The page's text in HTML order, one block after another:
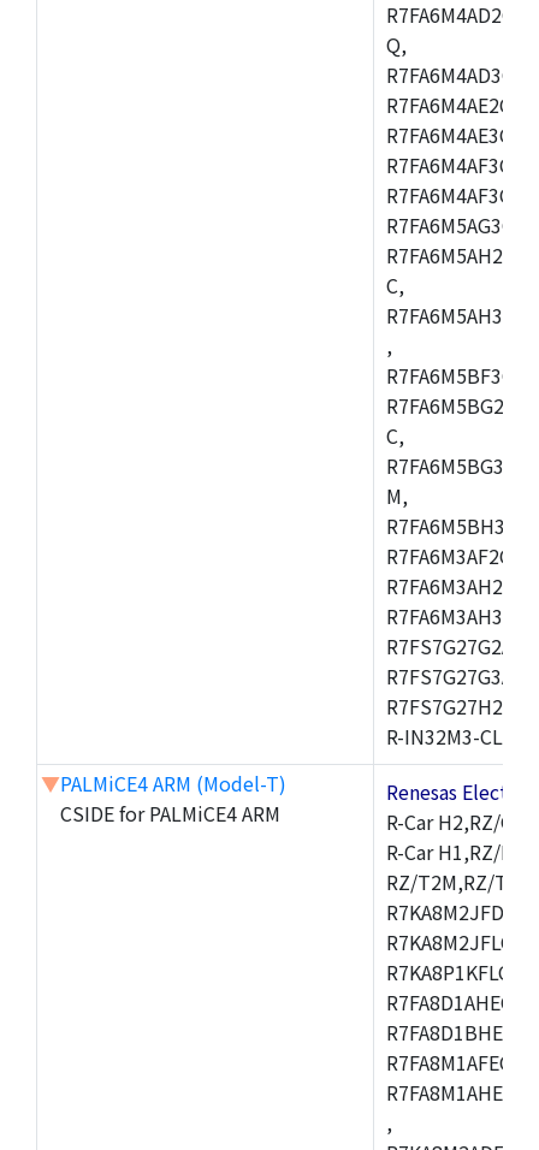
Q,
C,
,
C,
M,
R-IN32M3-CL,R-
▼PALMiCE4 ARM (Model-T)
CSIDE for PALMiCE4 ARM
Renesas
R-Car H2,RZ/
R-Car H1,RZ/
RZ/T2M,RZ/
,